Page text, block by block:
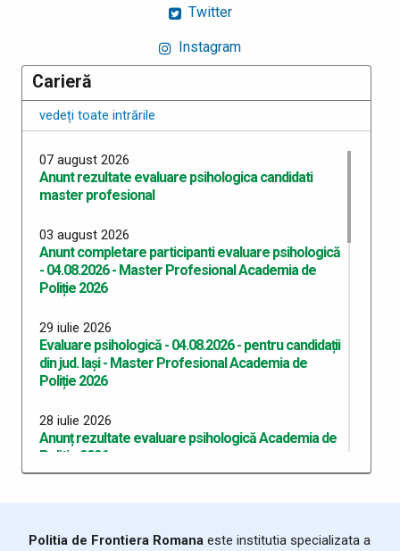
Twitter
Instagram
Carieră
vedeți toate intrările
07 august 2026
Anunt rezultate evaluare psihologica candidati
master profesional
03 august 2026
Anunt completare participanti evaluare psihologică
- 04.08.2026 - Master Profesional Academia de
Poliție 2026
29 iulie 2026
Evaluare psihologică - 04.08.2026 - pentru candidații
din jud. Iași - Master Profesional Academia de
Poliție 2026
28 iulie 2026
Anunț rezultate evaluare psihologică Academia de
Politie 2026
din jud. Botoşani - Academia de Poliție 2026
Politia de Frontiera Romana este institutia specializata a